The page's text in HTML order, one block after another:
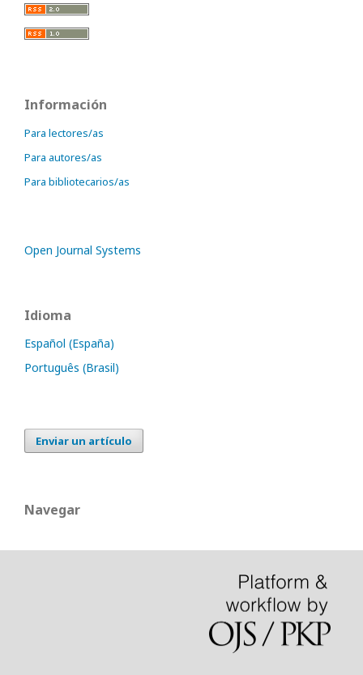
Información
Para lectores/as
Para autores/as
Para bibliotecarios/as
Open Journal Systems
Idioma
Español (España)
Português (Brasil)
Enviar un artículo
Navegar